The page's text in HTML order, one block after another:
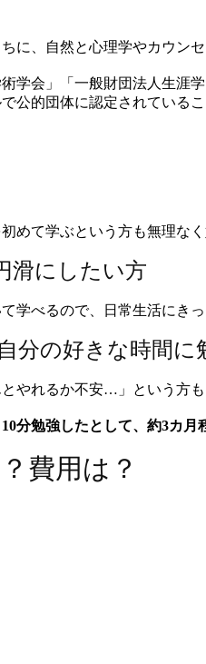
に、自然と心理学やカウン
学会」「一般財団法人生
公的団体に認定されている
めて学ぶという方も無理なく
滑にしたい方
学べるので、日常生活にきっ
分の好きな時間に
やれるか不安…」という方
分勉強したとして、約3カ月
費用は？